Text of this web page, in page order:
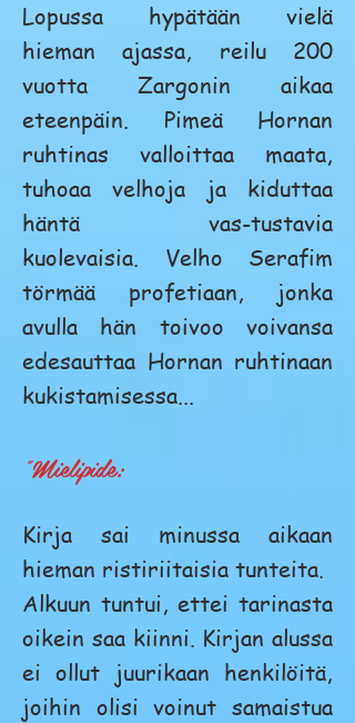
Lopussa hypätään vielä
hieman ajassa, reilu 200
vuotta Zargonin aikaa
eteenpäin. Pimeä Hornan
ruhtinas valloittaa maata,
tuhoaa velhoja ja kiduttaa
häntä vas-tustavia
kuolevaisia. Velho Serafim
törmää profetiaan, jonka
avulla hän toivoo voivansa
edesauttaa Hornan ruhtinaan
kukistamisessa...
"Mielipide:
Kirja sai minussa aikaan
hieman ristiriitaisia tunteita.
Alkuun tuntui, ettei tarinasta
oikein saa kiinni. Kirjan alussa
ei ollut juurikaan henkilöitä,
joihin olisi voinut samaistua